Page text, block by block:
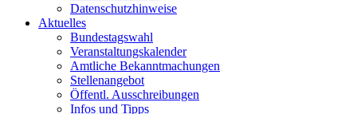
Datenschutzhinweise
Aktuelles
Bundestagswahl
Veranstaltungskalender
Amtliche Bekanntmachungen
Stellenangebot
Öffentl. Ausschreibungen
Infos und Tipps